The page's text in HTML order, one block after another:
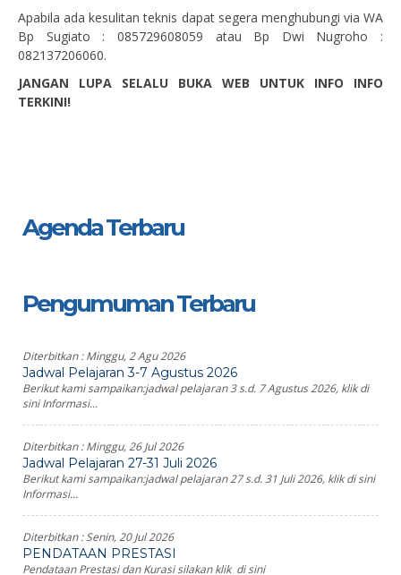
Apabila ada kesulitan teknis dapat segera menghubungi via WA
Bp Sugiato : 085729608059 atau Bp Dwi Nugroho :
082137206060.
JANGAN LUPA SELALU BUKA WEB UNTUK INFO INFO
TERKINI!
Agenda Terbaru
Pengumuman Terbaru
Diterbitkan :Minggu, 2 Agu 2026
Jadwal Pelajaran 3-7 Agustus 2026
Berikut kami sampaikan:jadwal pelajaran 3 s.d. 7 Agustus 2026, klik di
sini Informasi...
Diterbitkan :Minggu, 26 Jul 2026
Jadwal Pelajaran 27-31 Juli 2026
Berikut kami sampaikan:jadwal pelajaran 27 s.d. 31 Juli 2026, klik di sini
Informasi...
Diterbitkan :Senin, 20 Jul 2026
PENDATAAN PRESTASI
Pendataan Prestasi dan Kurasi silakan klik di sini